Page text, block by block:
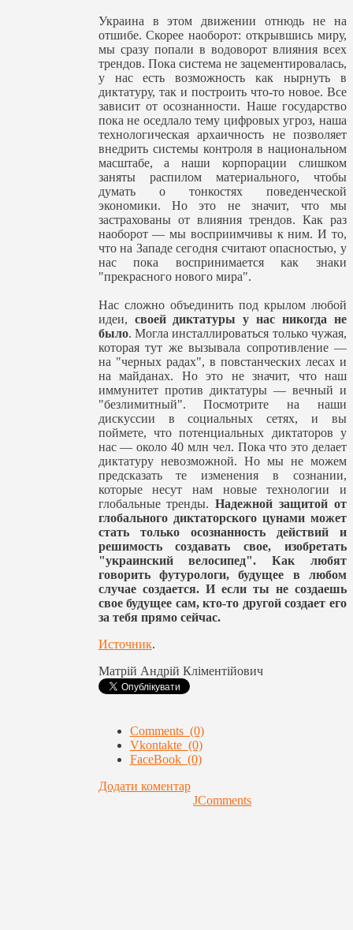
Украина в этом движении отнюдь не на
отшибе. Скорее наоборот: открывшись миру,
мы сразу попали в водоворот влияния всех
трендов. Пока система не зацементировалась,
у нас есть возможность как нырнуть в
диктатуру, так и построить что-то новое. Все
зависит от осознанности. Наше государство
пока не оседлало тему цифровых угроз, наша
технологическая архаичность не позволяет
внедрить системы контроля в национальном
масштабе, а наши корпорации слишком
заняты распилом материального, чтобы
думать о тонкостях поведенческой
экономики. Но это не значит, что мы
застрахованы от влияния трендов. Как раз
наоборот — мы восприимчивы к ним. И то,
что на Западе сегодня считают опасностью, у
нас пока воспринимается как знаки
"прекрасного нового мира".
Нас сложно объединить под крылом любой
идеи, своей диктатуры у нас никогда не
было. Могла инсталлироваться только чужая,
которая тут же вызывала сопротивление —
на "черных радах", в повстанческих лесах и
на майданах. Но это не значит, что наш
иммунитет против диктатуры — вечный и
"безлимитный". Посмотрите на наши
дискуссии в социальных сетях, и вы
поймете, что потенциальных диктаторов у
нас — около 40 млн чел. Пока что это делает
диктатуру невозможной. Но мы не можем
предсказать те изменения в сознании,
которые несут нам новые технологии и
глобальные тренды.Надежной защитой от
глобального диктаторского цунами может
стать только осознанность действий и
решимость создавать свое, изобретать
"украинский велосипед". Как любят
говорить футурологи, будущее в любом
случае создается. И если ты не создаешь
свое будущее сам, кто-то другой создает его
за тебя прямо сейчас.
Источник.
Матрій Андрій Кліментійович
Comments (0)
Vkontakte (0)
FaceBook (0)
Додати коментар
JComments